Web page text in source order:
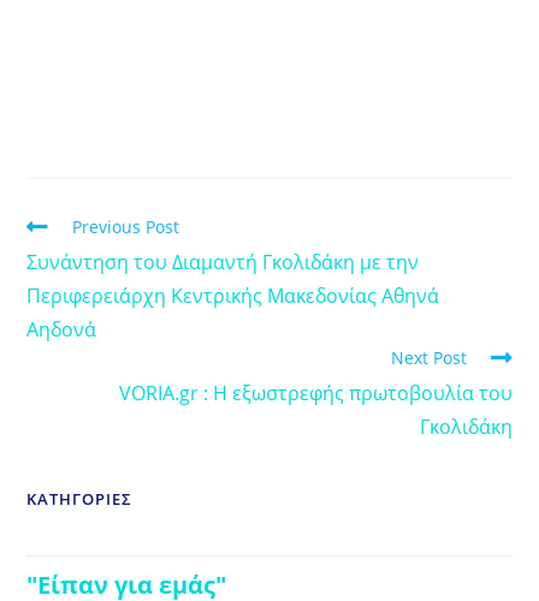
Previous Post
Συνάντηση του Διαμαντή Γκολιδάκη με την
Περιφερειάρχη Κεντρικής Μακεδονίας Αθηνά
Αηδονά
Next Post
VORIA.gr : Η εξωστρεφής πρωτοβουλία του
Γκολιδάκη
ΚΑΤΗΓΟΡΙΕΣ
"Είπαν για εμάς"